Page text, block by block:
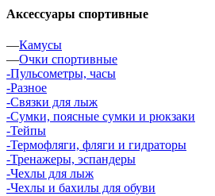
Аксессуары спортивные
—Камусы
—Очки спортивные
-Пульсометры, часы
-Разное
-Связки для лыж
-Сумки, поясные сумки и рюкзаки
-Тейпы
-Термофляги, фляги и гидраторы
-Тренажеры, эспандеры
-Чехлы для лыж
-Чехлы и бахилы для обуви